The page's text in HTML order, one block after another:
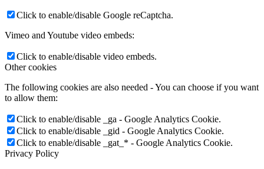
Click to enable/disable Google reCaptcha.
Vimeo and Youtube video embeds:
Click to enable/disable video embeds.
Other cookies
The following cookies are also needed - You can choose if you want
to allow them:
Click to enable/disable _ga - Google Analytics Cookie.
Click to enable/disable _gid - Google Analytics Cookie.
Click to enable/disable _gat_* - Google Analytics Cookie.
Privacy Policy